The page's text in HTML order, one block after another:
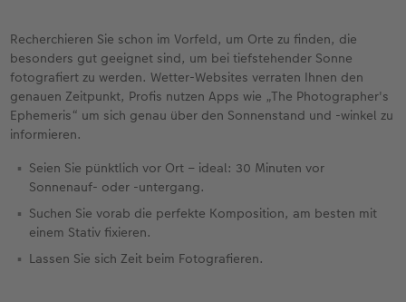
Recherchieren Sie schon im Vorfeld, um Orte zu finden, die
besonders gut geeignet sind, um bei tiefstehender Sonne
fotografiert zu werden. Wetter-Websites verraten Ihnen den
genauen Zeitpunkt, Profis nutzen Apps wie „The Photographer's
Ephemeris“ um sich genau über den Sonnenstand und -winkel zu
informieren.
Seien Sie pünktlich vor Ort – ideal: 30 Minuten vor
Sonnenauf- oder -untergang.
Suchen Sie vorab die perfekte Komposition, am besten mit
einem Stativ fixieren.
Lassen Sie sich Zeit beim Fotografieren.